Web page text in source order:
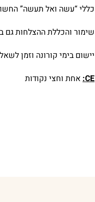
כללי “עשה ואל תעשה”
שימור והכללת ההצלחות גם
יישום בימי קורונה וזמן
CE
: אחת וחצי נקודות